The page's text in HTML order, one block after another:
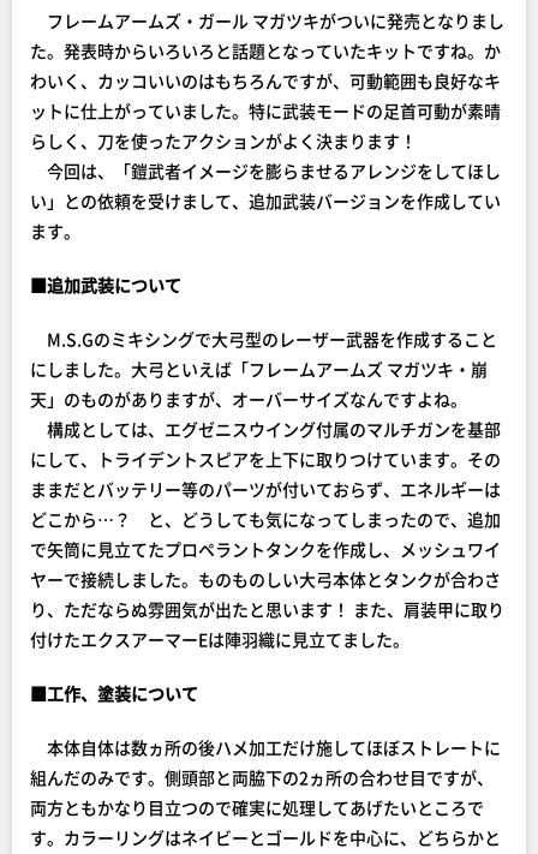
フレームアームズ・ガール マガツキがついに発売となりまし
た。発表時からいろいろと話題となっていたキットですね。か
わいく、カッコいいのはもちろんですが、可動範囲も良好なキ
ットに仕上がっていました。特に武装モードの足首可動が素晴
らしく、刀を使ったアクションがよく決まります！
今回は、「鎧武者イメージを膨らませるアレンジをしてほし
い」との依頼を受けまして、追加武装バージョンを作成してい
ます。
■追加武装について
M.S.Gのミキシングで大弓型のレーザー武器を作成すること
にしました。大弓といえば「フレームアームズ マガツキ・崩
天」のものがありますが、オーバーサイズなんですよね。
構成としては、エグゼニスウイング付属のマルチガンを基部
にして、トライデントスピアを上下に取りつけています。その
ままだとバッテリー等のパーツが付いておらず、エネルギーは
どこから…？ と、どうしても気になってしまったので、追加
で矢筒に見立てたプロペラントタンクを作成し、メッシュワイ
ヤーで接続しました。ものものしい大弓本体とタンクが合わさ
り、ただならぬ雰囲気が出たと思います！ また、肩装甲に取り
付けたエクスアーマーEは陣羽織に見立てました。
■工作、塗装について
本体自体は数ヵ所の後ハメ加工だけ施してほぼストレートに
組んだのみです。側頭部と両脇下の2ヵ所の合わせ目ですが、
両方ともかなり目立つので確実に処理してあげたいところで
す。カラーリングはネイビーとゴールドを中心に、どちらかと